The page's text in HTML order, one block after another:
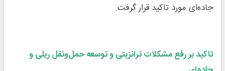
جاده‌ای مورد تاکید قرار گرفت.
تاکید بر رفع مشکلات ترانزیتی و توسعه حمل‌ونقل ریلی و